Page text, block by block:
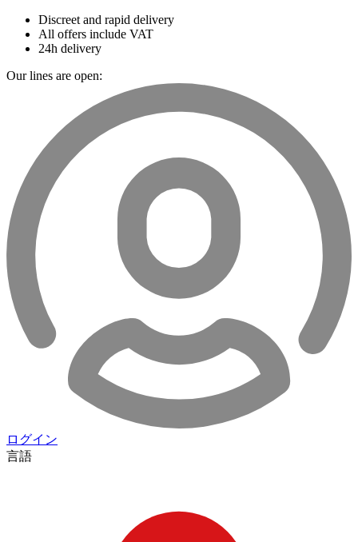
Discreet and rapid delivery
All offers include VAT
24h delivery
Our lines are open:
ログイン
言語